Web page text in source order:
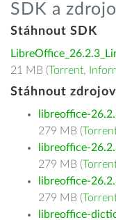
SDK a
Stáhnout SDK
21 MB (Torrent,
Stáhnout
libreoffice-
279 MB (
libreoffice-
279 MB (
libreoffice-
279 MB (
libreoffice-